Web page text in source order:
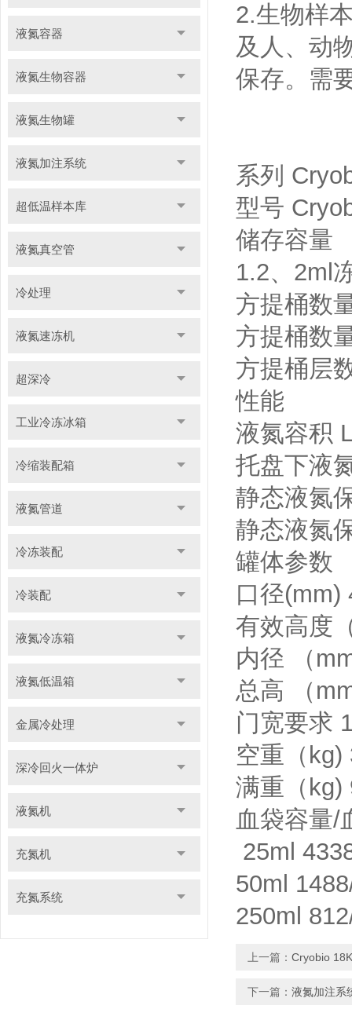
液氮容器
液氮生物容器
液氮生物罐
液氮加注系统
超低温样本库
液氮真空管
冷处理
液氮速冻机
超深冷
工业冷冻冰箱
冷缩装配箱
液氮管道
冷冻装配
冷装配
液氮冷冻箱
液氮低温箱
金属冷处理
深冷回火一体炉
液氮机
充氮机
充氮系统
2.生物样
及人、动
保存。需
系列
型号
储存容量
1.2、2ml
方提桶数
方提桶数
方提桶层
性能
液氮容积
托盘下液
静态液氮
静态液氮
罐体参数
口径(mm)
有效高度
内径 （
总高 （
门宽要求
空重（kg)
满重（
血袋容量/
25ml
50ml
250ml
上一篇： Cryobio
下一篇： 液氮加注系